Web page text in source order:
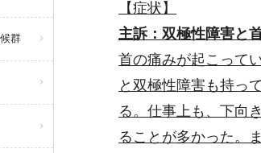
群
【症状】
主訴：双極性障害と
首の痛みが起こって
と双極性障害も持っ
る。仕事上も、下向
ることが多かった。